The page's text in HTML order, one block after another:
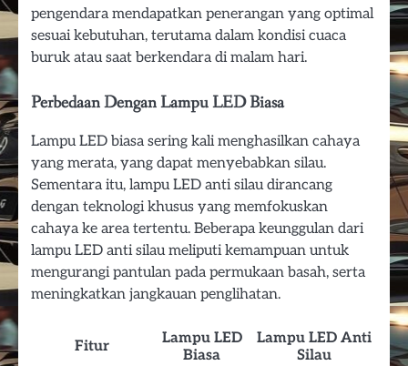
pengendara mendapatkan penerangan yang optimal
sesuai kebutuhan, terutama dalam kondisi cuaca
buruk atau saat berkendara di malam hari.
Perbedaan Dengan Lampu LED Biasa
Lampu LED biasa sering kali menghasilkan cahaya
yang merata, yang dapat menyebabkan silau.
Sementara itu, lampu LED anti silau dirancang
dengan teknologi khusus yang memfokuskan
cahaya ke area tertentu. Beberapa keunggulan dari
lampu LED anti silau meliputi kemampuan untuk
mengurangi pantulan pada permukaan basah, serta
meningkatkan jangkauan penglihatan.
Fitur
Lampu LED
Biasa
Lampu LED Anti
Silau